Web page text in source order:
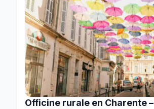
Officine rurale en Charente –